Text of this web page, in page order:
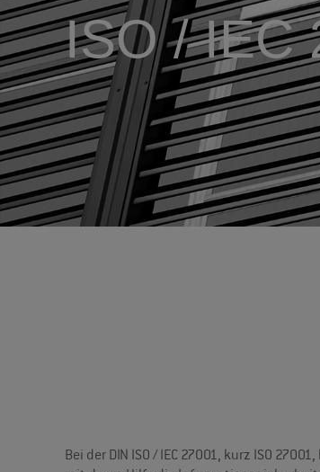
ISO / IEC
Bei der DIN ISO / IEC 27001, kurz ISO